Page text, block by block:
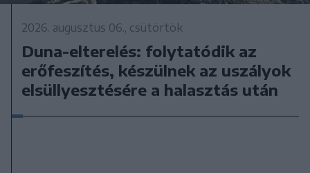
2026. augusztus 06., csütörtök
Duna-elterelés: folytatódik az
erőfeszítés, készülnek az uszályok
elsüllyesztésére a halasztás után